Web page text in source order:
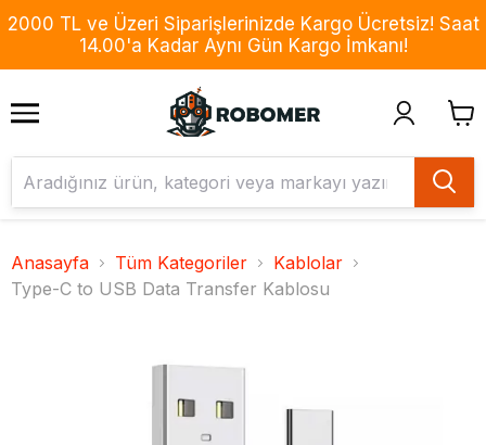
2000 TL ve Üzeri Siparişlerinizde Kargo Ücretsiz! Saat
14.00'a Kadar Aynı Gün Kargo İmkanı!
Anasayfa Tüm Kategoriler
Kablolar
Type-C to USB Data Transfer Kablosu